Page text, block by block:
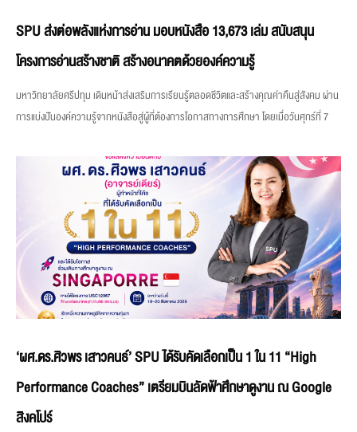
SPU ส่งต่อพลังแห่งการอ่าน มอบหนังสือ 13,673 เล่ม สนับสนุน
โครงการอ่านสร้างชาติ สร้างอนาคตด้วยองค์ความรู้
มหาวิทยาลัยศรีปทุม เดินหน้าส่งเสริมการเรียนรู้ตลอดชีวิตและสร้างคุณค่าคืนสู่สังคม ผ่าน
การแบ่งปันองค์ความรู้จากหนังสือสู่ผู้ที่ต้องการโอกาสทางการศึกษา โดยเมื่อวันศุกร์ที่ 7
‘ผศ.ดร.ศิวพร เสาวคนธ์’ SPU ได้รับคัดเลือกเป็น 1 ใน 11 “High
Performance Coaches” เตรียมบินลัดฟ้าศึกษาดูงาน ณ Google
สิงคโปร์